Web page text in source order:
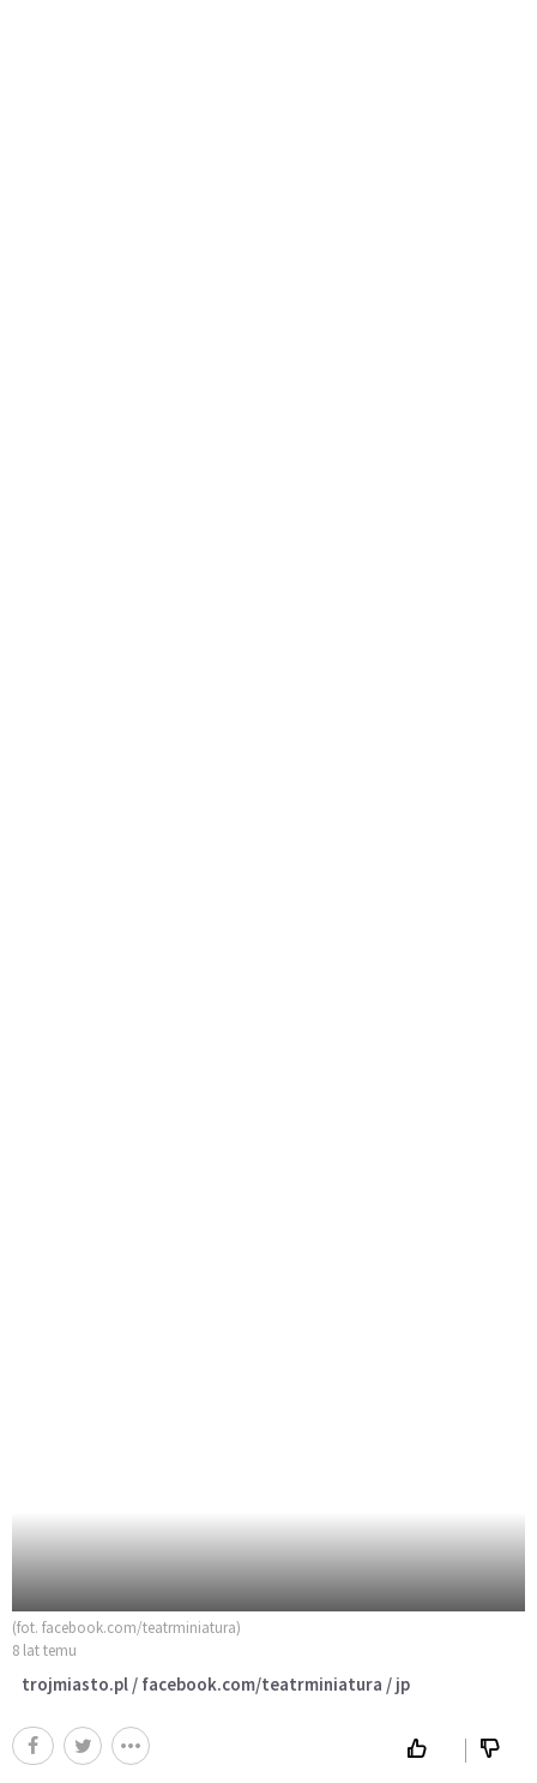
(fot. facebook.com/teatrminiatura)
8 lat temu
trojmiasto.pl / facebook.com/teatrminiatura / jp